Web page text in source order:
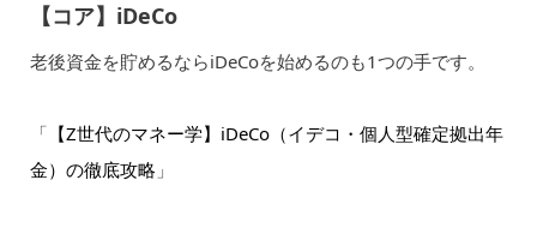
【コア】iDeCo
老後資金を貯めるならiDeCoを始めるのも1つの手です。
「 【Z世代のマネー学】iDeCo（イデコ・個人型確定拠出年
金）の徹底攻略」